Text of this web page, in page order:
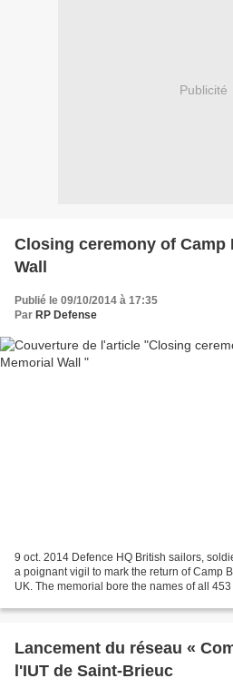
Publicité
Closing ceremony of Camp
Wall
Publié le 09/10/2014 à 17:35
Par RP Defense
9 oct. 2014 Defence HQ British sailors,
a poignant vigil to mark the return of Camp
UK. The memorial bore the names of all
Lancement du réseau «
l'IUT de Saint-Brieuc